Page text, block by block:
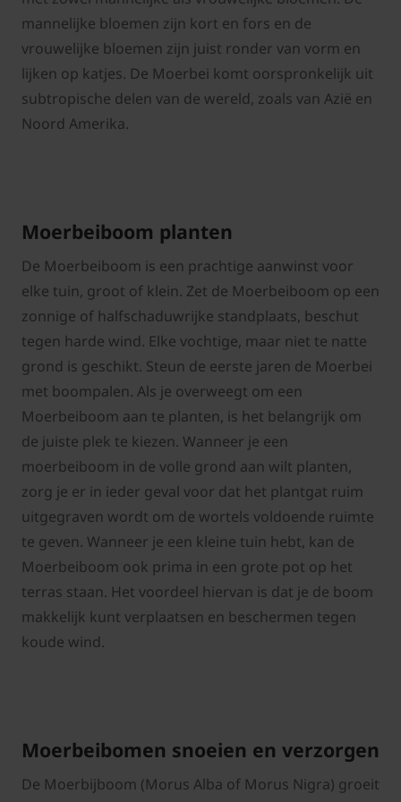
mannelijke bloemen zijn kort en fors en de
vrouwelijke bloemen zijn juist ronder van vorm en
lijken op katjes. De Moerbei komt oorspronkelijk uit
subtropische delen van de wereld, zoals van Azië en
Noord Amerika.
Moerbeiboom planten
De Moerbeiboom is een prachtige aanwinst voor
elke tuin, groot of klein. Zet de Moerbeiboom op een
zonnige of halfschaduwrijke standplaats, beschut
tegen harde wind. Elke vochtige, maar niet te natte
grond is geschikt. Steun de eerste jaren de Moerbei
met boompalen. Als je overweegt om een
Moerbeiboom aan te planten, is het belangrijk om
de juiste plek te kiezen. Wanneer je een
moerbeiboom in de volle grond aan wilt planten,
zorg je er in ieder geval voor dat het plantgat ruim
uitgegraven wordt om de wortels voldoende ruimte
te geven. Wanneer je een kleine tuin hebt, kan de
Moerbeiboom ook prima in een grote pot op het
terras staan. Het voordeel hiervan is dat je de boom
makkelijk kunt verplaatsen en beschermen tegen
koude wind.
Moerbeibomen snoeien en verzorgen
De Moerbijboom (Morus Alba of Morus Nigra) groeit